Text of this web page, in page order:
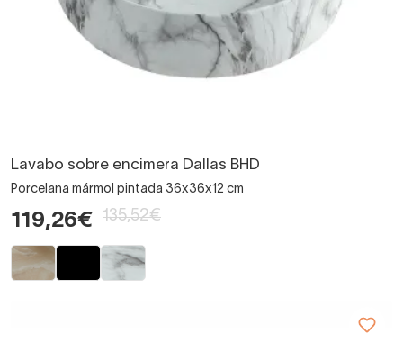
Lavabo sobre encimera Dallas BHD
Porcelana mármol pintada 36x36x12 cm
119,26€ 135,52€